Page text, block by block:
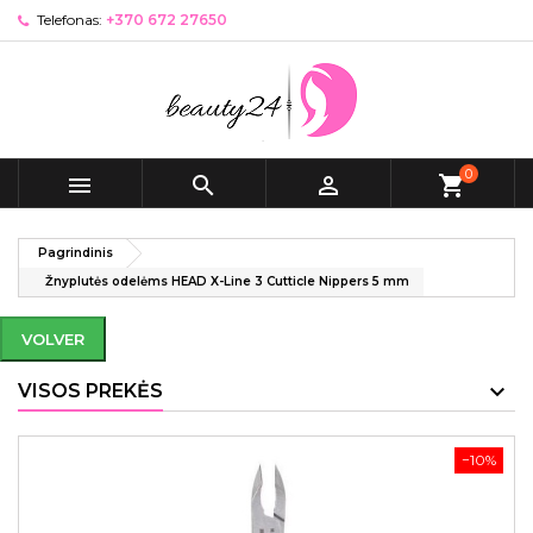
Telefonas: +370 672 27650
   shopping_cart0
Pagrindinis
Žnyplutės odelėms HEAD X-Line 3 Cutticle Nippers 5 mm
VOLVER
VISOS PREKĖS
−10%